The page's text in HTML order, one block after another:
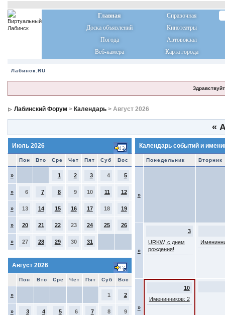
Главная
Справочная
Доска объявлений
Кинотеатры
Погода
Автовокзал
Веб-камера
Карта города
Лабинск.RU
Лабинский Форум > Календарь> Август 2026
«
Июль 2026
Пон Вто Сре Чет Пят Суб Вос
» 1 2 3 4 5
» 6 7 8 9 10 11 12
» 13 14 15 16 17 18 19
» 20 21 22 23 24 25 26
» 27 28 29 30 31
Август 2026
Пон Вто Сре Чет Пят Суб Вос
» 1 2
» 3 4 5 6 7 8 9
Календарь событий и
Понедельник Вторник
»
»
3
URKW, с днем
рождения!
»
10
Именинников: 2